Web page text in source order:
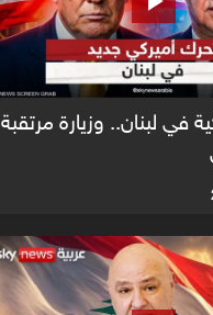
في لبنان.. وزيارة مرتقبة